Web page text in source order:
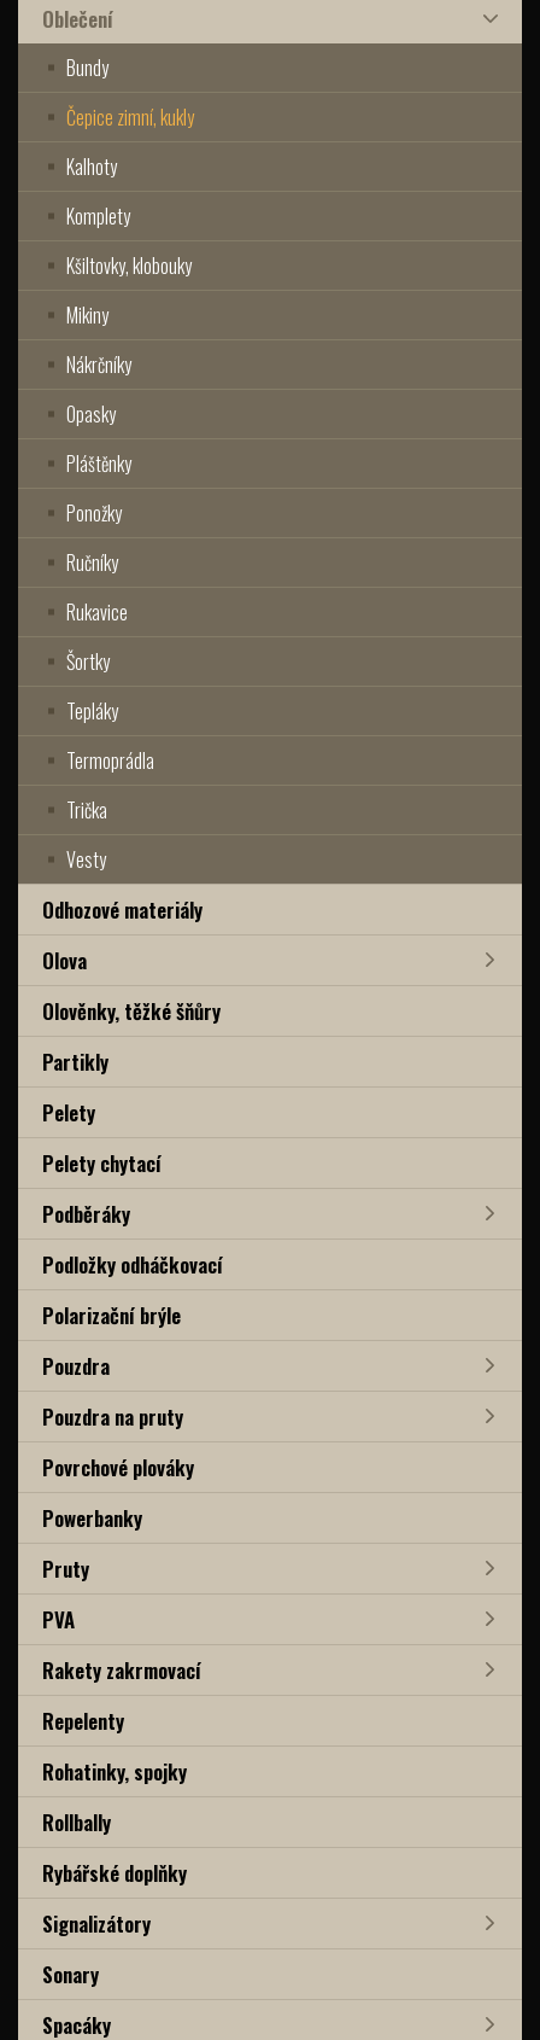
Oblečení
Bundy
Čepice zimní, kukly
Kalhoty
Komplety
Kšiltovky, klobouky
Mikiny
Nákrčníky
Opasky
Pláštěnky
Ponožky
Ručníky
Rukavice
Šortky
Tepláky
Termoprádla
Trička
Vesty
Odhozové materiály
Olova
Olověnky, těžké šňůry
Partikly
Pelety
Pelety chytací
Podběráky
Podložky odháčkovací
Polarizační brýle
Pouzdra
Pouzdra na pruty
Povrchové plováky
Powerbanky
Pruty
PVA
Rakety zakrmovací
Repelenty
Rohatinky, spojky
Rollbally
Rybářské doplňky
Signalizátory
Sonary
Spacáky